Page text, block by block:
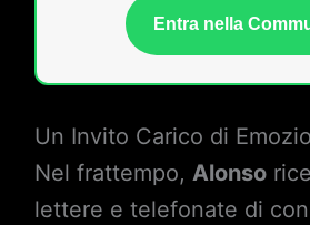
Entra nella
Un Invito Carico di
Nel frattempo, Alonso
lettere e telefonate di